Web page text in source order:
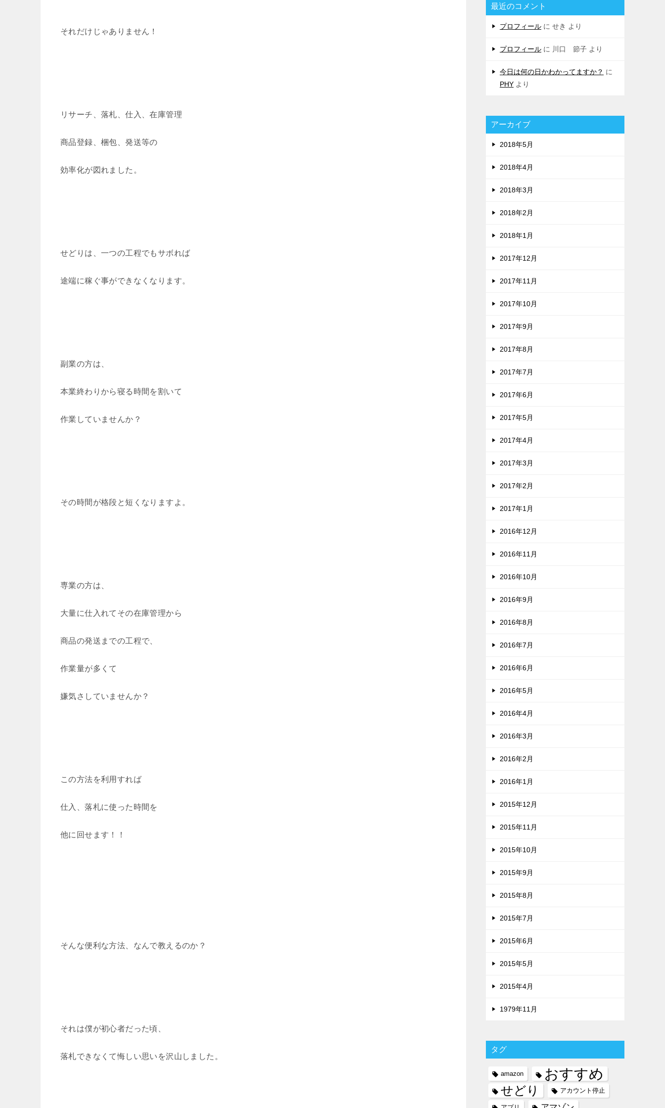
それだけじゃありません！
リサーチ、落札、仕入、在庫管理
商品登録、梱包、発送等の
効率化が図れました。
せどりは、一つの工程でもサボれば
途端に稼ぐ事ができなくなります。
副業の方は、
本業終わりから寝る時間を割いて
作業していませんか？
その時間が格段と短くなりますよ。
専業の方は、
大量に仕入れてその在庫管理から
商品の発送までの工程で、
作業量が多くて
嫌気さしていませんか？
この方法を利用すれば
仕入、落札に使った時間を
他に回せます！！
そんな便利な方法、なんで教えるのか？
それは僕が初心者だった頃、
落札できなくて悔しい思いを沢山しました。
最近のコメント
プロフィール に せき より
プロフィール に 川口 節子 より
今日は何の日かわかってますか？ に
PHY より
アーカイブ
2018年5月
2018年4月
2018年3月
2018年2月
2018年1月
2017年12月
2017年11月
2017年10月
2017年9月
2017年8月
2017年7月
2017年6月
2017年5月
2017年4月
2017年3月
2017年2月
2017年1月
2016年12月
2016年11月
2016年10月
2016年9月
2016年8月
2016年7月
2016年6月
2016年5月
2016年4月
2016年3月
2016年2月
2016年1月
2015年12月
2015年11月
2015年10月
2015年9月
2015年8月
2015年7月
2015年6月
2015年5月
2015年4月
1979年11月
タグ
amazon おすすめ
せどり アカウント停止